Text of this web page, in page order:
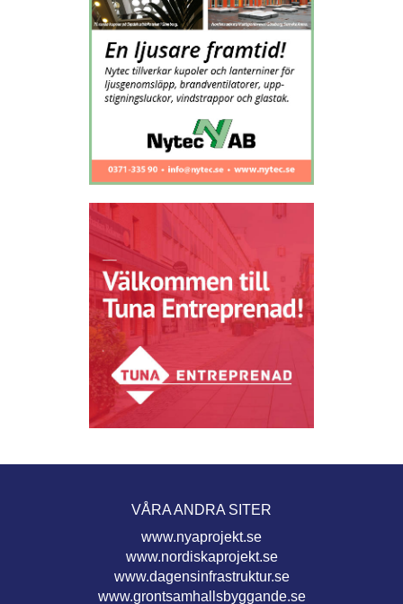
VÅRA ANDRA SITER
www.nyaprojekt.se
www.nordiskaprojekt.se
www.dagensinfrastruktur.se
www.grontsamhallsbyggande.se